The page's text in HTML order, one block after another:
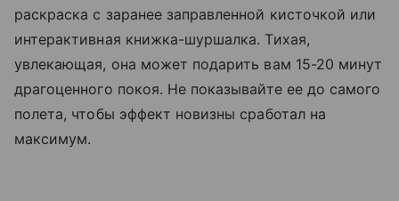
раскраска с заранее заправленной кисточкой или
интерактивная книжка-шуршалка. Тихая,
увлекающая, она может подарить вам 15-20 минут
драгоценного покоя. Не показывайте ее до самого
полета, чтобы эффект новизны сработал на
максимум.